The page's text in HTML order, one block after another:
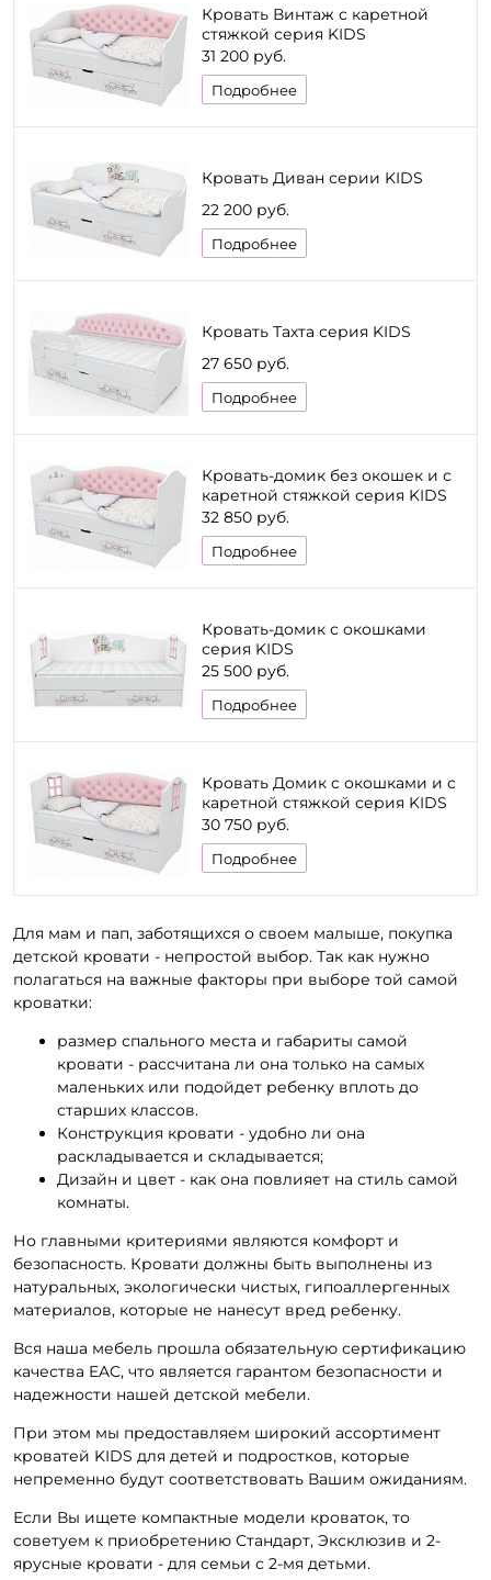
Кровать Винтаж с каретной
стяжкой серия KIDS
31 200 руб.
Подробнее
Кровать Диван серии KIDS
22 200 руб.
Подробнее
Кровать Тахта серия KIDS
27 650 руб.
Подробнее
Кровать-домик без окошек и с
каретной стяжкой серия KIDS
32 850 руб.
Подробнее
Кровать-домик с окошками
серия KIDS
25 500 руб.
Подробнее
Кровать Домик с окошками и с
каретной стяжкой серия KIDS
30 750 руб.
Подробнее
Для мам и пап, заботящихся о своем малыше, покупка
детской кровати - непростой выбор. Так как нужно
полагаться на важные факторы при выборе той самой
кроватки:
размер спального места и габариты самой
кровати - рассчитана ли она только на самых
маленьких или подойдет ребенку вплоть до
старших классов.
Конструкция кровати - удобно ли она
раскладывается и складывается;
Дизайн и цвет - как она повлияет на стиль самой
комнаты.
Но главными критериями являются комфорт и
безопасность. Кровати должны быть выполнены из
натуральных, экологически чистых, гипоаллергенных
материалов, которые не нанесут вред ребенку.
Вся наша мебель прошла обязательную сертификацию
качества EAC, что является гарантом безопасности и
надежности нашей детской мебели.
При этом мы предоставляем широкий ассортимент
кроватей KIDS для детей и подростков, которые
непременно будут соответствовать Вашим ожиданиям.
Если Вы ищете компактные модели кроваток, то
советуем к приобретению Стандарт, Эксклюзив и 2-
ярусные кровати - для семьи с 2-мя детьми.